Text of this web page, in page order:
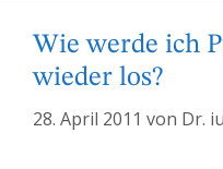
Wie werde ich
wieder los?
28. April 2011 von Dr.